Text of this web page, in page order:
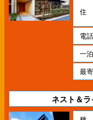
電
一
最
ネスト＆